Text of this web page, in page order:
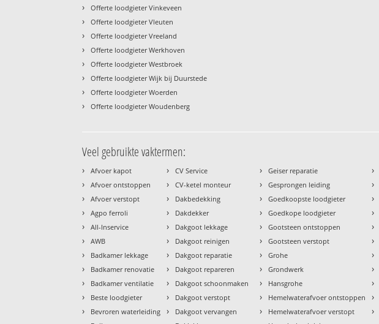
› Offerte loodgieter Vinkeveen
› Offerte loodgieter Vleuten
› Offerte loodgieter Vreeland
› Offerte loodgieter Werkhoven
› Offerte loodgieter Westbroek
› Offerte loodgieter Wijk bij Duurstede
› Offerte loodgieter Woerden
› Offerte loodgieter Woudenberg
Veel gebruikte vaktermen:
› Afvoer kapot
› Afvoer ontstoppen
› Afvoer verstopt
› Agpo ferroli
› All-Inservice
› AWB
› Badkamer lekkage
› Badkamer renovatie
› Badkamer ventilatie
› Beste loodgieter
› Bevroren waterleiding
› CV Service
› CV-ketel monteur
› Dakbedekking
› Dakdekker
› Dakgoot lekkage
› Dakgoot reinigen
› Dakgoot reparatie
› Dakgoot repareren
› Dakgoot schoonmaken
› Dakgoot verstopt
› Dakgoot vervangen
› Geiser reparatie
› Gesprongen leiding
› Goedkoopste loodgieter
› Goedkope loodgieter
› Gootsteen ontstoppen
› Gootsteen verstopt
› Grohe
› Grondwerk
› Hansgrohe
› Hemelwaterafvoer ontstoppen
› Hemelwaterafvoer verstopt
›
›
›
›
›
›
›
›
›
›
›